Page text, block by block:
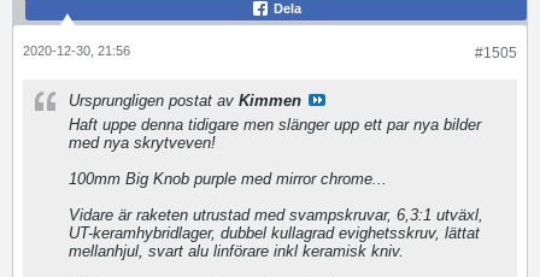
Dela
#1505
2020-12-30, 21:56
Ursprungligen postat av Kimmen
Haft uppe denna tidigare men slänger upp ett par nya bilder
med nya skrytveven!
100mm Big Knob purple med mirror chrome...
Vidare är raketen utrustad med svampskruvar, 6,3:1 utväxl,
UT-keramhybridlager, dubbel kullagrad evighetsskruv, lättat
mellanhjul, svart alu linförare inkl keramisk kniv.